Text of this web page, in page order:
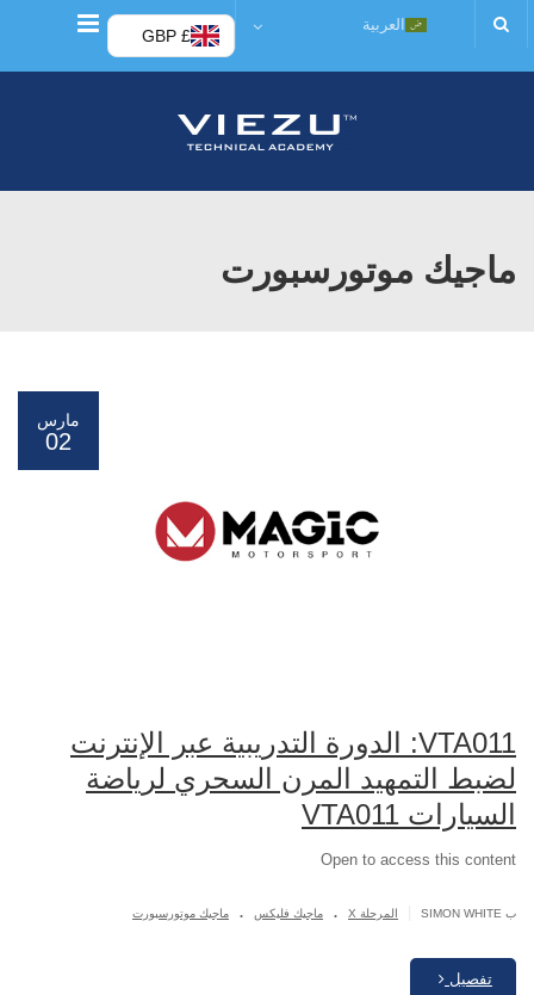
قائمة £ GBP
العربية
ماجيك موتورسبورت
مارس
02
VTA011: الدورة التدريبية عبر الإنترنت
لضبط التمهيد المرن السحري لرياضة
السيارات VTA011
Open to access this content
ب SIMON WHITE المرحلة X . ماجيك فليكس . ماجيك موتورسبورت
تفصيل